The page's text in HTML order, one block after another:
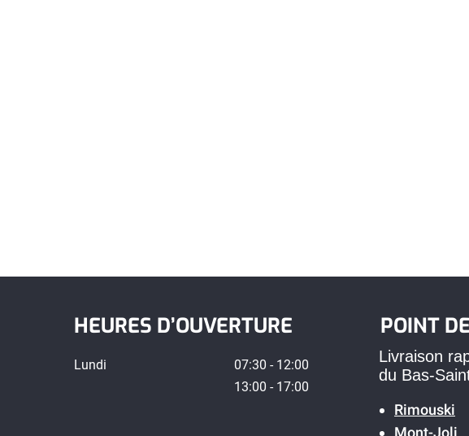
HEURES D’OUVERTURE
Lundi
07:30 - 12:00
13:00 - 17:00
POINT
Livraison
du Bas-
Rimouski
Mont-Joli